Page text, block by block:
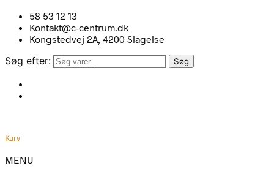
58 53 12 13
Kontakt@c-centrum.dk
Kongstedvej 2A, 4200 Slagelse
Søg efter: Søg
Kurv
MENU